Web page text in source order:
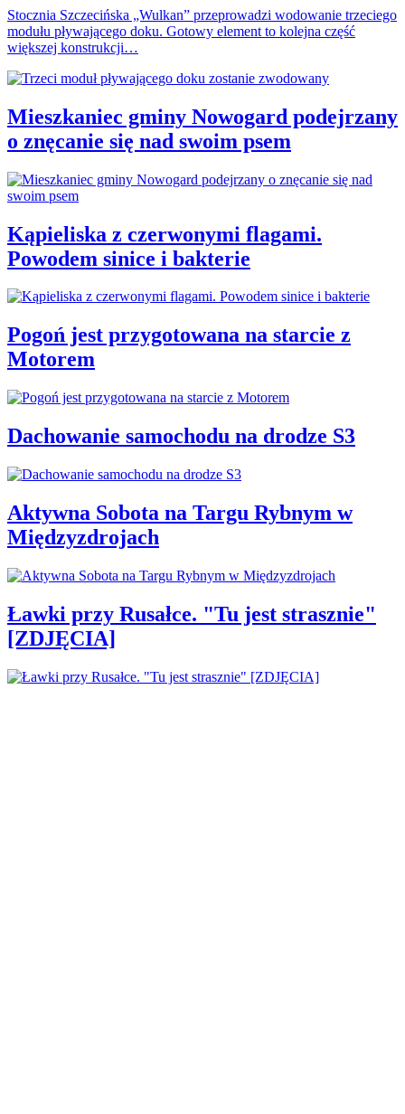
Stocznia Szczecińska „Wulkan” przeprowadzi wodowanie trzeciego
modułu pływającego doku. Gotowy element to kolejna część
większej konstrukcji…
Mieszkaniec gminy Nowogard podejrzany
o znęcanie się nad swoim psem
Kąpieliska z czerwonymi flagami.
Powodem sinice i bakterie
Pogoń jest przygotowana na starcie z
Motorem
Dachowanie samochodu na drodze S3
Aktywna Sobota na Targu Rybnym w
Międzyzdrojach
Ławki przy Rusałce. "Tu jest strasznie"
[ZDJĘCIA]